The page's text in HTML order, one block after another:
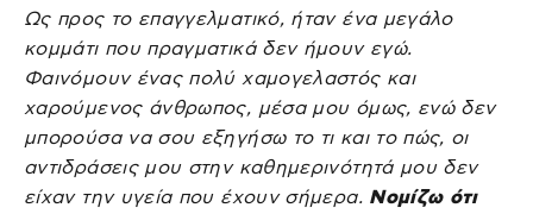
Ως προς το επαγγελματικό, ήταν ένα μεγάλο
κομμάτι που πραγματικά δεν ήμουν εγώ.
Φαινόμουν ένας πολύ χαμογελαστός και
χαρούμενος άνθρωπος, μέσα μου όμως, ενώ δεν
μπορούσα να σου εξηγήσω το τι και το πώς, οι
αντιδράσεις μου στην καθημερινότητά μου δεν
είχαν την υγεία που έχουν σήμερα.Νομίζω ότι